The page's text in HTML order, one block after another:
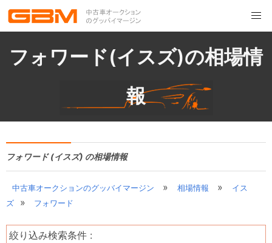
フォワード(イスズ)の相場情
報
フォワード (イスズ) の相場情報
中古車オークションのグッバイマージン » 相場情報 »
イス
ズ
» フォワード
絞り込み検索条件 :